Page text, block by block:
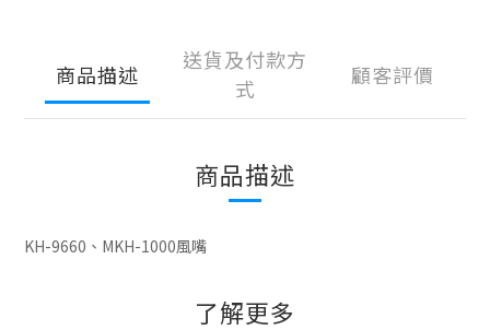
商品描述
送貨及付款方
式
顧客評價
商品描述
KH-9660、MKH-1000風嘴
了解更多